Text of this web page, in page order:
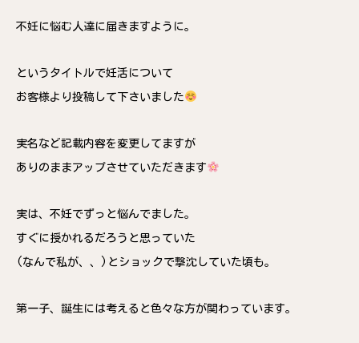
不妊に悩む人達に届きますように。
というタイトルで妊活について
お客様より投稿して下さいました
実名など記載内容を変更してますが
ありのままアップさせていただきます
実は、不妊でずっと悩んでました。
すぐに授かれるだろうと思っていた
(なんで私が、、)とショックで撃沈していた頃も。
第一子、誕生には考えると色々な方が関わっています。